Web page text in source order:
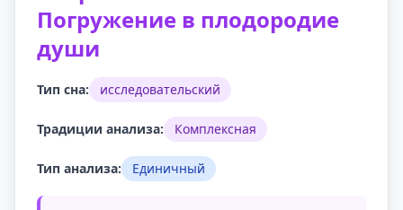
Погружение в плодородие
души
Тип сна: исследовательский
Традиции анализа: Комплексная
Тип анализа: Единичный